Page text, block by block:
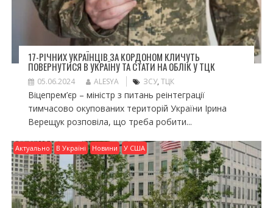
17-РІЧНИХ УКРАЇНЦІВ ЗА КОРДОНОМ КЛИЧУТЬ
ПОВЕРНУТИСЯ В УКРАЇНУ ТА СТАТИ НА ОБЛІК У ТЦК
05.06.2024 ALESYA ЗСУ, ТЦК
Віцепрем’єр – міністр з питань реінтеграції
тимчасово окупованих територій України Ірина
Верещук розповіла, що треба робити...
Актуально В Україні Новини У США